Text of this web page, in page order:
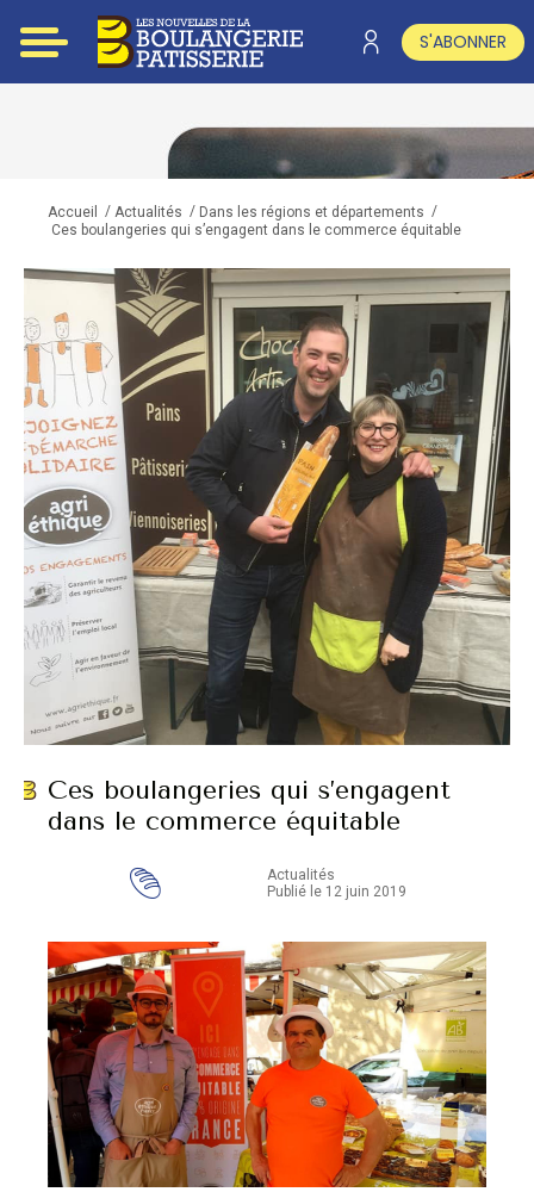
S'ABONNER
Accueil / Actualités / Dans les régions et départements /
Ces boulangeries qui s’engagent dans le commerce équitable
Ces boulangeries qui s’engagent
dans le commerce équitable
Actualités
Publié le 12 juin 2019